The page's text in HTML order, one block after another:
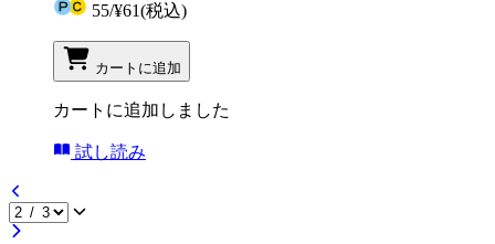
55/¥61(税込)
カートに追加
カートに追加しました
試し読み